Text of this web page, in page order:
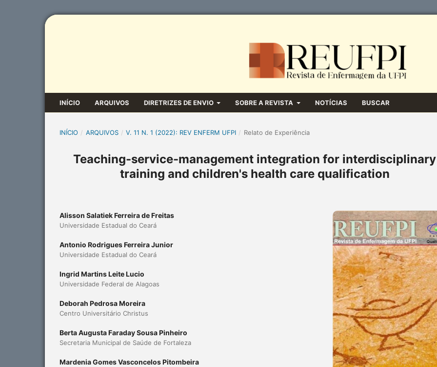
INÍCIO ARQUIVOS DIRETRIZES DE ENVIO SOBRE A REVISTA NOTÍCIAS BUSCAR
INÍCIO / ARQUIVOS / V. 11 N. 1 (2022): REV ENFERM UFPI / Relato de Experiência
Teaching-service-management integration for interdisciplinary
training and children's health care qualification
Alisson Salatiek Ferreira de Freitas
Universidade Estadual do Ceará
Antonio Rodrigues Ferreira Junior
Universidade Estadual do Ceará
Ingrid Martins Leite Lucio
Universidade Federal de Alagoas
Deborah Pedrosa Moreira
Centro Universitário Christus
Berta Augusta Faraday Sousa Pinheiro
Secretaria Municipal de Saúde de Fortaleza
Mardenia Gomes Vasconcelos Pitombeira